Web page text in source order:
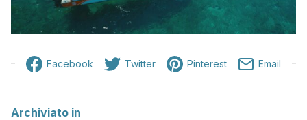
Facebook Twitter Pinterest Email
Archiviato in